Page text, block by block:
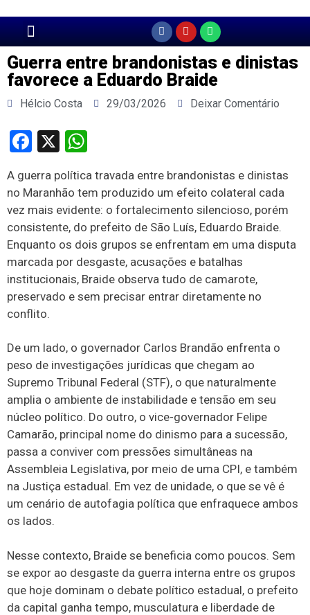
Guerra entre brandonistas e dinistas
favorece a Eduardo Braide
Hélcio Costa 29/03/2026 Deixar Comentário
Facebook
X
A guerra política travada entre brandonistas e dinistas
no Maranhão tem produzido um efeito colateral cada
vez mais evidente: o fortalecimento silencioso, porém
consistente, do prefeito de São Luís, Eduardo Braide.
Enquanto os dois grupos se enfrentam em uma disputa
marcada por desgaste, acusações e batalhas
institucionais, Braide observa tudo de camarote,
preservado e sem precisar entrar diretamente no
conflito.
De um lado, o governador Carlos Brandão enfrenta o
peso de investigações jurídicas que chegam ao
Supremo Tribunal Federal (STF), o que naturalmente
amplia o ambiente de instabilidade e tensão em seu
núcleo político. Do outro, o vice-governador Felipe
Camarão, principal nome do dinismo para a sucessão,
passa a conviver com pressões simultâneas na
Assembleia Legislativa, por meio de uma CPI, e também
na Justiça estadual. Em vez de unidade, o que se vê é
um cenário de autofagia política que enfraquece ambos
os lados.
Nesse contexto, Braide se beneficia como poucos. Sem
se expor ao desgaste da guerra interna entre os grupos
que hoje dominam o debate político estadual, o prefeito
da capital ganha tempo, musculatura e liberdade de